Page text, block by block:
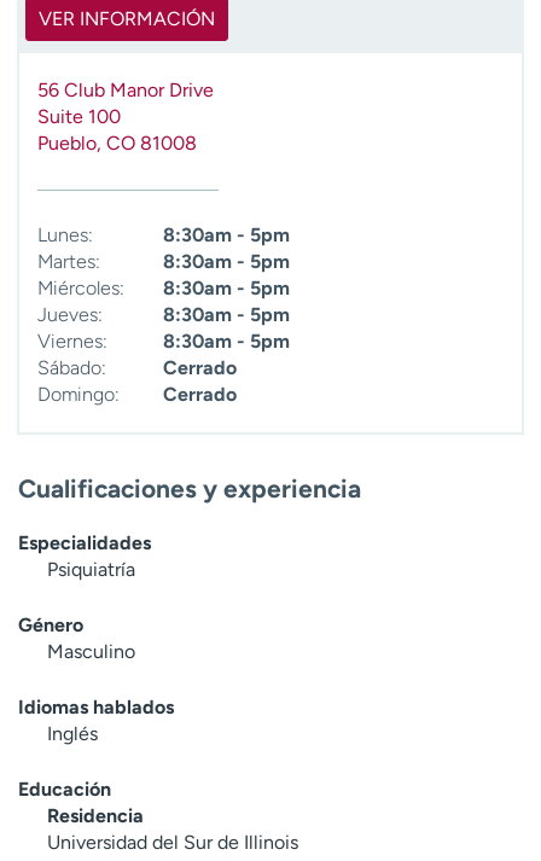
n
VER INFORMACIÓN
56 Club Manor Drive
Suite 100
Pueblo, CO 81008
Lunes:
8:30am - 5pm
Martes:
8:30am - 5pm
Miércoles:
8:30am - 5pm
Jueves:
8:30am - 5pm
Viernes:
8:30am - 5pm
Sábado:
Cerrado
Domingo:
Cerrado
Cualificaciones y experiencia
Especialidades
Psiquiatría
Género
Masculino
Idiomas hablados
Inglés
Educación
Residencia
Universidad del Sur de Illinois